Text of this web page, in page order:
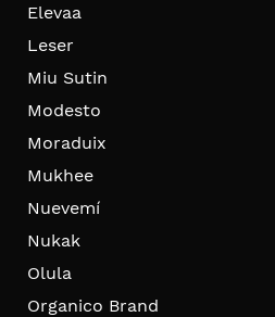
Elevaa
Leser
Miu Sutin
Modesto
Moraduix
Mukhee
Nuevemí
Nukak
Olula
Organico Brand